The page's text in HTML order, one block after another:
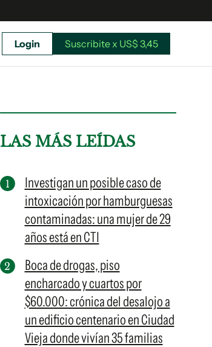
Suscribite x US$ 3,45
Login Suscribite x US$ 3,45
LAS MÁS LEÍDAS
Investigan un posible caso de
intoxicación por hamburguesas
contaminadas: una mujer de 29
años está en CTI
Boca de drogas, piso
encharcado y cuartos por
$60.000: crónica del desalojo a
un edificio centenario en Ciudad
Vieja donde vivían 35 familias